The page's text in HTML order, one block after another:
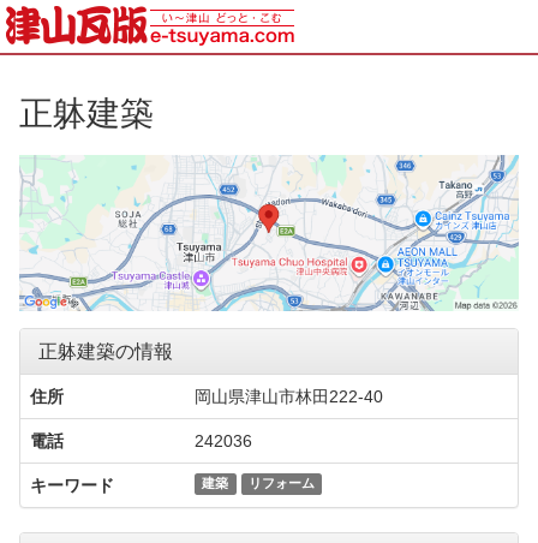
正躰建築
正躰建築の情報
住所 岡山県津山市林田222-40
電話 242036
キーワード 建築 リフォーム